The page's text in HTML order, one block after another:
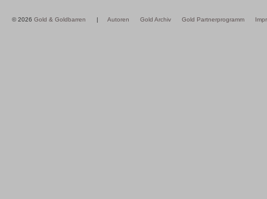
© 2026 Gold & Goldbarren | Autoren Gold Archiv Gold Partnerprogramm